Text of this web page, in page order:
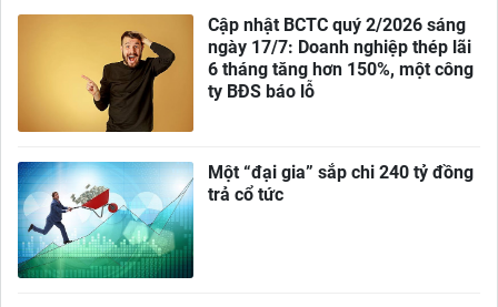
Cập nhật BCTC quý 2/2026 sáng
ngày 17/7: Doanh nghiệp thép lãi
6 tháng tăng hơn 150%, một công
ty BĐS báo lỗ
Một “đại gia” sắp chi 240 tỷ đồng
trả cổ tức